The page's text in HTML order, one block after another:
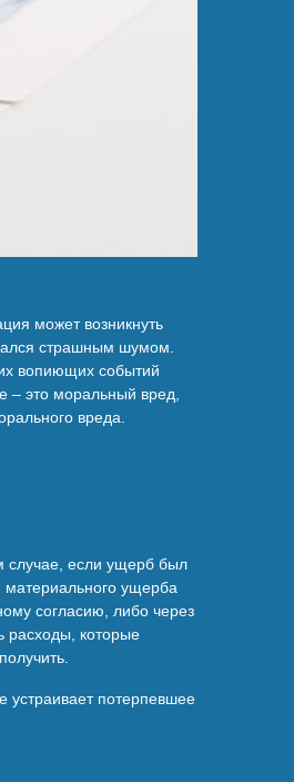
может возникнуть
страшным шумом.
вопиющих событий
– это моральный вред,
вреда.
случае, если ущерб был
ущерба
согласию, либо через
расходы, которые
устраивает потерпевшее